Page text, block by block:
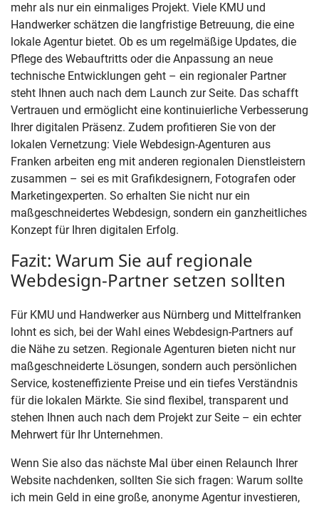
mehr als nur ein einmaliges Projekt. Viele KMU und
Handwerker schätzen die langfristige Betreuung, die eine
lokale Agentur bietet. Ob es um regelmäßige Updates, die
Pflege des Webauftritts oder die Anpassung an neue
technische Entwicklungen geht – ein regionaler Partner
steht Ihnen auch nach dem Launch zur Seite. Das schafft
Vertrauen und ermöglicht eine kontinuierliche Verbesserung
Ihrer digitalen Präsenz. Zudem profitieren Sie von der
lokalen Vernetzung: Viele Webdesign-Agenturen aus
Franken arbeiten eng mit anderen regionalen Dienstleistern
zusammen – sei es mit Grafikdesignern, Fotografen oder
Marketingexperten. So erhalten Sie nicht nur ein
maßgeschneidertes Webdesign, sondern ein ganzheitliches
Konzept für Ihren digitalen Erfolg.
Fazit: Warum Sie auf regionale
Webdesign-Partner setzen sollten
Für KMU und Handwerker aus Nürnberg und Mittelfranken
lohnt es sich, bei der Wahl eines Webdesign-Partners auf
die Nähe zu setzen. Regionale Agenturen bieten nicht nur
maßgeschneiderte Lösungen, sondern auch persönlichen
Service, kosteneffiziente Preise und ein tiefes Verständnis
für die lokalen Märkte. Sie sind flexibel, transparent und
stehen Ihnen auch nach dem Projekt zur Seite – ein echter
Mehrwert für Ihr Unternehmen.
Wenn Sie also das nächste Mal über einen Relaunch Ihrer
Website nachdenken, sollten Sie sich fragen: Warum sollte
ich mein Geld in eine große, anonyme Agentur investieren,